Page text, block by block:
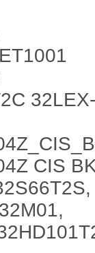
CIS